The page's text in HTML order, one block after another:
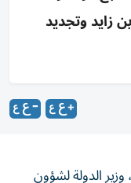
زايد وتجديد
الدولة لشؤون